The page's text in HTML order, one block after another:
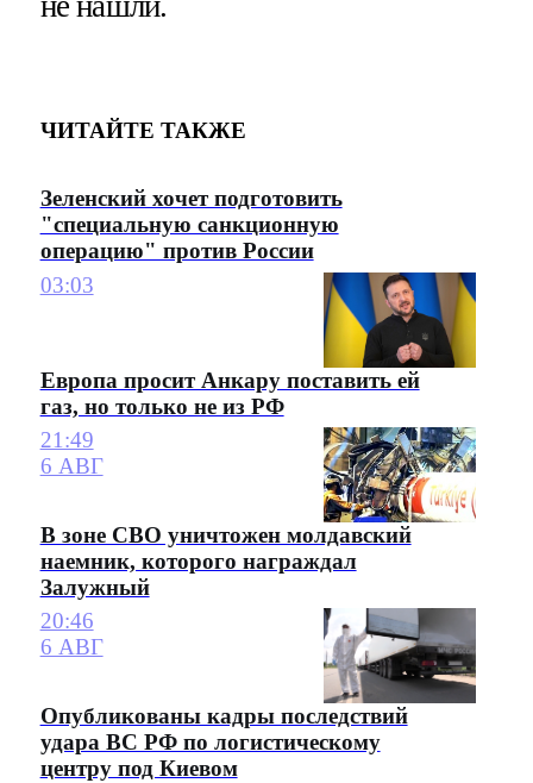
ЧИТАЙТЕ ТАКЖЕ
Зеленский хочет подготовить
"специальную санкционную
операцию" против России
03:03
Европа просит Анкару поставить ей
газ, но только не из РФ
21:49
6 АВГ
В зоне СВО уничтожен молдавский
наемник, которого награждал
Залужный
20:46
6 АВГ
Опубликованы кадры последствий
удара ВС РФ по логистическому
центру под Киевом